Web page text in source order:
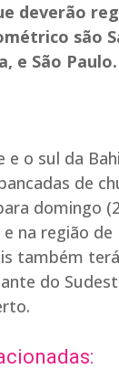
deverão
são
e São Paulo.
o sul da
de
domingo
na região
também
do